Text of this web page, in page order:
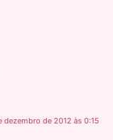
dezembro de 2012 às 0:15